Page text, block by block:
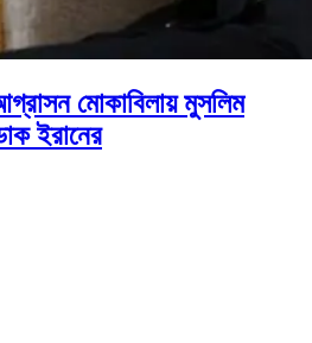
মোকাবিলায় মুসলিম
ইরানের